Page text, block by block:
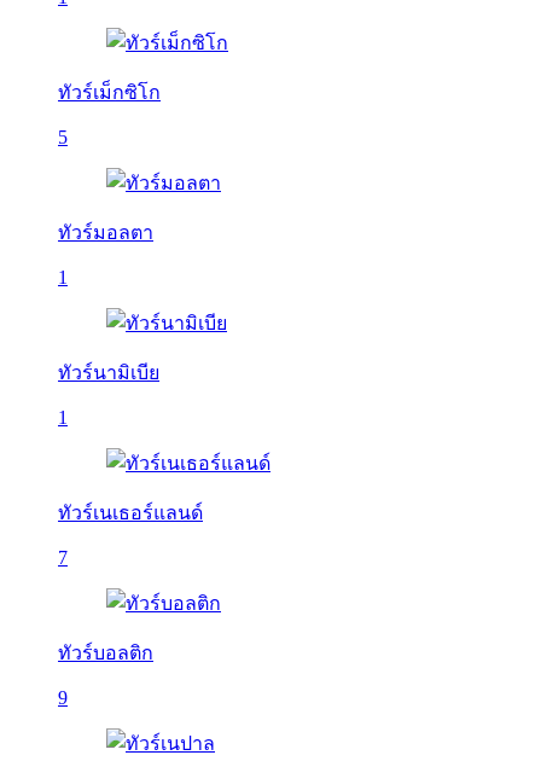
ทัวร์เม็กซิโก
5
ทัวร์มอลตา
1
ทัวร์นามิเบีย
1
ทัวร์เนเธอร์แลนด์
7
ทัวร์บอลติก
9